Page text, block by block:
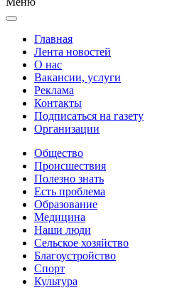
Главная
Лента новостей
О нас
Вакансии, услуги
Реклама
Контакты
Подписаться на газету
Организации
Общество
Происшествия
Полезно знать
Есть проблема
Образование
Медицина
Наши люди
Сельское хозяйство
Благоустройство
Спорт
Культура